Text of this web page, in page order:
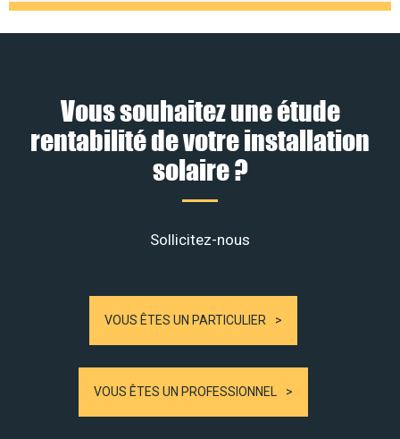
Vous souhaitez une étude
rentabilité de votre installation
solaire ?
Sollicitez-nous
VOUS ÊTES UN PARTICULIER
VOUS ÊTES UN PROFESSIONNEL